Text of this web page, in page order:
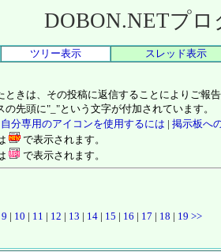
DOBON.NETプ
ツリー表示 スレッド表示
きは、その投稿に返信することによりご報
先頭に"_"という文字が付加されています。
自分専用のアイコンを使用するには | 掲示板へ
で表示されます。
で表示されます。
9 | 10 | 11 | 12 | 13 | 14 | 15 | 16 | 17 | 18 | 19 >>